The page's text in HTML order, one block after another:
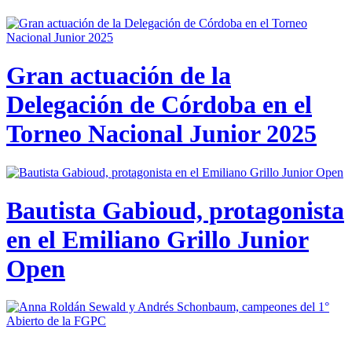
Gran actuación de la
Delegación de Córdoba en el
Torneo Nacional Junior 2025
Bautista Gabioud, protagonista
en el Emiliano Grillo Junior
Open